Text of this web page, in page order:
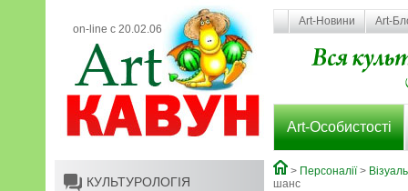
on-line с 20.02.06
Art-Новини Art-
Art-Особистості
КУЛЬТУРОЛОГІЯ
> Персоналії>
шанс